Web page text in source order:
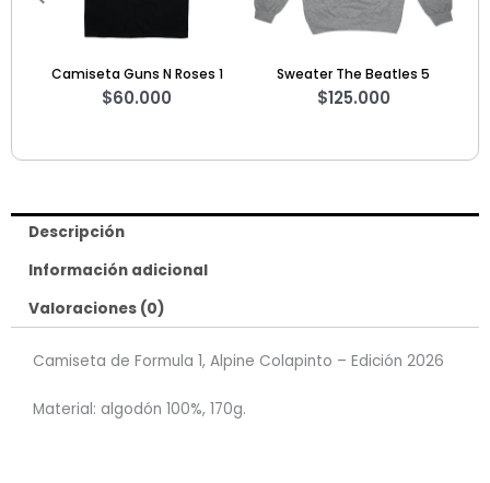
Sweater The Beatles 5
$125.000
Sweater GTA V
$125.000
Descripción
Información adicional
Valoraciones (0)
Camiseta de Formula 1, Alpine Colapinto – Edición 2026
Material: algodón 100%, 170g.